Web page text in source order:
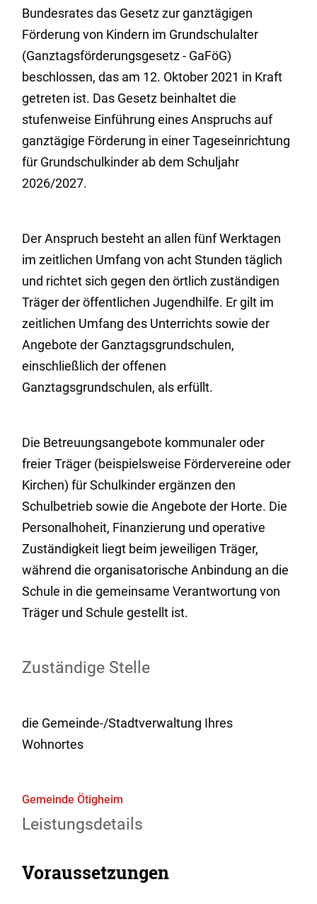
Bundesrates das Gesetz zur ganztägigen
Förderung von Kindern im Grundschulalter
(Ganztagsförderungsgesetz - GaFöG)
beschlossen, das am 12. Oktober 2021 in Kraft
getreten ist. Das Gesetz beinhaltet die
stufenweise Einführung eines Anspruchs auf
ganztägige Förderung in einer Tageseinrichtung
für Grundschulkinder ab dem Schuljahr
2026/2027.
Der Anspruch besteht an allen fünf Werktagen
im zeitlichen Umfang von acht Stunden täglich
und richtet sich gegen den örtlich zuständigen
Träger der öffentlichen Jugendhilfe. Er gilt im
zeitlichen Umfang des Unterrichts sowie der
Angebote der Ganztagsgrundschulen,
einschließlich der offenen
Ganztagsgrundschulen, als erfüllt.
Die Betreuungsangebote kommunaler oder
freier Träger (beispielsweise Fördervereine oder
Kirchen) für Schulkinder ergänzen den
Schulbetrieb sowie die Angebote der Horte. Die
Personalhoheit, Finanzierung und operative
Zuständigkeit liegt beim jeweiligen Träger,
während die organisatorische Anbindung an die
Schule in die gemeinsame Verantwortung von
Träger und Schule gestellt ist.
Zuständige Stelle
die Gemeinde-/Stadtverwaltung Ihres
Wohnortes
Gemeinde Ötigheim
Leistungsdetails
Voraussetzungen